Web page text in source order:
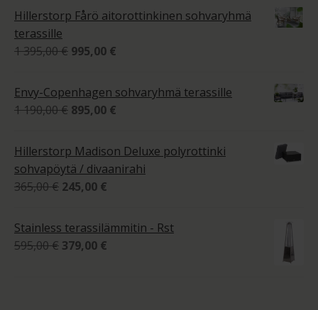
525,00 €
-
Hillerstorp Fårö aitorottinkinen sohvaryhmä
terassille
1 395,00€ Alkuperäinen
oli:
1
395,00 €.
995,00 €
on:
995,00 €.
Envy-Copenhagen sohvaryhmä terassille
1 190,00€ Alkuperäinen
oli:
1
190,00 €.
895,00 €
on:
895,00 €.
Hillerstorp Madison Deluxe polyrottinki
sohvapöytä / divaanirahi
365,00€ Alkuperäinen
oli:
365,00 €.
245,00 €
on:
245,00 €.
Stainless terassilämmitin - Rst
595,00€ Alkuperäinen
379,00 €